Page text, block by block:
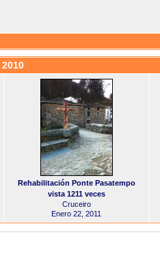
Rehabilitación Ponte Pasatempo
vista 1211 veces
Cruceiro
Enero 22, 2011